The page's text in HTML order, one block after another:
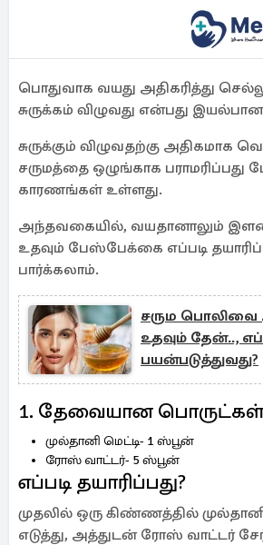
பொதுவாக வயது அதிகரித்து
சுருக்கம் விழுவது என்பது
சுருக்கும் விழுவதற்கு அதிகமாக
சருமத்தை ஒழுங்காக பராமரிப்பது
காரணங்கள் உள்ளது.
அந்தவகையில், வயதானாலும்
உதவும் பேஸ்பேக்கை எப்படி
பார்க்கலாம்.
சரும பொலிவை
உதவும் தேன்..,
பயன்படுத்துவது?
1. தேவையான பொருட்கள்
முல்தானி மெட்டி- 1 ஸ்பூன்
ரோஸ் வாட்டர்- 5 ஸ்பூன்
எப்படி தயாரிப்பது?
முதலில் ஒரு கிண்ணத்தில்
எடுத்து, அத்துடன் ரோஸ் வாட்டர்